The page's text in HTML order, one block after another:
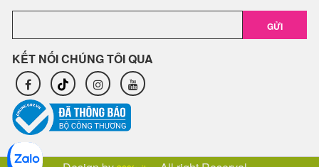
GỬI
KẾT NỐI CHÚNG TÔI QUA